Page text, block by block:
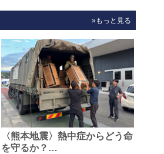
»もっと見る
〈熊本地震〉熱中症からどう命
を守るか？…